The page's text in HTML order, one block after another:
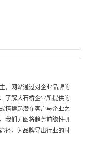
，网站通过对企业品牌的
了解大石桥企业所提供的
搭建起潜在客户与企业之
我们力图将趋势前瞻性研
径，为品牌导出行业的时